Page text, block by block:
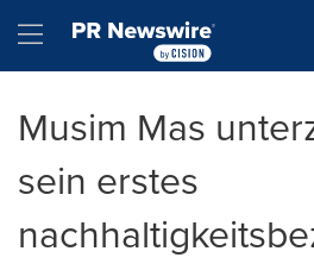
Hamburger menu
Musim Mas
sein erstes